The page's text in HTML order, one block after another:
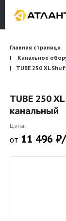
Электронная почта
Бренды
Бланки
Главная страница
Канальное
TUBE 250 XL
TUBE 250
канальный
Цена:
от 11 496